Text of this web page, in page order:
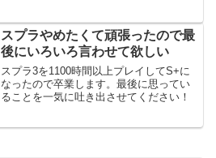
のもの作りが活かせる場...
スプラやめたくて頑張ったので最
後にいろいろ言わせて欲しい
スプラ3を1100時間以上プレイしてS+に
なったので卒業します。最後に思ってい
ることを一気に吐き出させてください！